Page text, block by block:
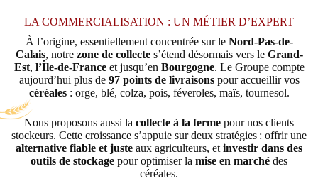
LA COMMERCIALISATION : UN MÉTIER D’EXPERT
À l’origine, essentiellement concentrée sur le Nord-Pas-de-
Calais, notre zone de collectes’étend désormais vers le Grand-
Est, l’Île-de-Franceet jusqu’en Bourgogne. Le Groupe compte
aujourd’hui plus de 97 points de livraisonspour accueillir vos
céréales: orge, blé, colza, pois, féveroles, maïs, tournesol.
Nous proposons aussi la collecte à la ferme pour nos clients
stockeurs. Cette croissance s’appuie sur deux stratégies : offrir une
alternative fiable et juste aux agriculteurs, et investir dans des
outils de stockage pour optimiser la mise en marché des
céréales.